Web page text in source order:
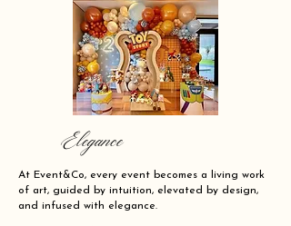
Elegance
At Event&Co, every event becomes a living work
of art, guided by intuition, elevated by design,
and infused with elegance.